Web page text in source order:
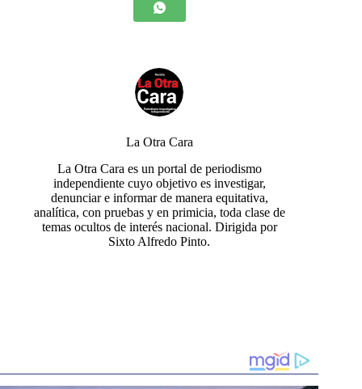
La Otra Cara
La Otra Cara es un portal de periodismo
independiente cuyo objetivo es investigar,
denunciar e informar de manera equitativa,
analítica, con pruebas y en primicia, toda clase de
temas ocultos de interés nacional. Dirigida por
Sixto Alfredo Pinto.